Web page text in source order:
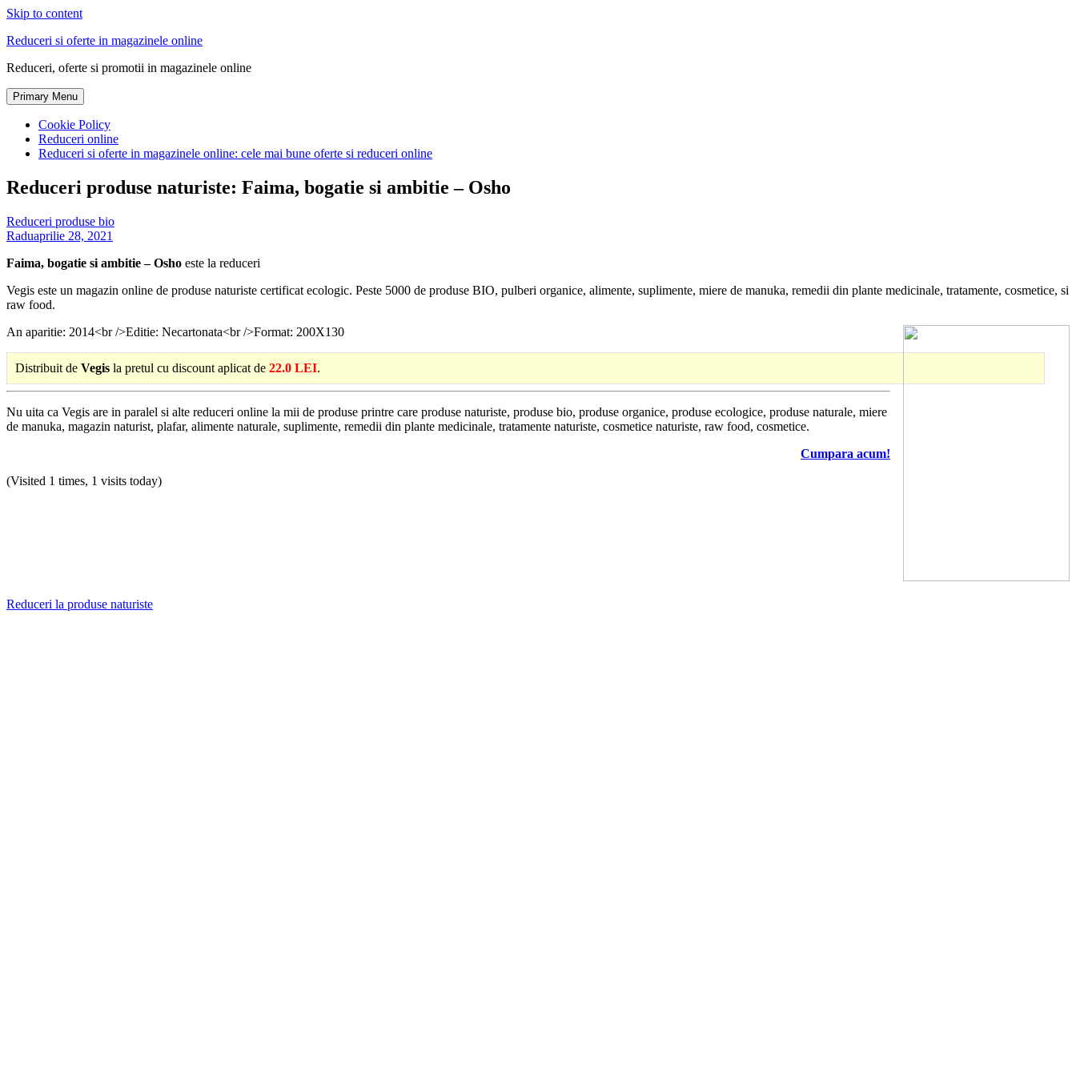
Skip to content
Reduceri si oferte in magazinele online
Reduceri, oferte si promotii in magazinele online
Primary Menu
Cookie Policy
Reduceri online
Reduceri si oferte in magazinele online: cele mai bune oferte si reduceri online
Reduceri produse naturiste: Faima, bogatie si ambitie – Osho
Reduceri produse bio
Raduaprilie 28, 2021
Faima, bogatie si ambitie – Osho este la reduceri
Vegis este un magazin online de produse naturiste certificat ecologic. Peste 5000 de produse BIO, pulberi organice, alimente, suplimente, miere de manuka, remedii din plante medicinale, tratamente, cosmetice, si
raw food.
An aparitie: 2014<br />Editie: Necartonata<br />Format: 200X130
Distribuit de Vegis la pretul cu discount aplicat de 22.0 LEI.
Nu uita ca Vegis are in paralel si alte reduceri online la mii de produse printre care produse naturiste, produse bio, produse organice, produse ecologice, produse naturale, miere
de manuka, magazin naturist, plafar, alimente naturale, suplimente, remedii din plante medicinale, tratamente naturiste, cosmetice naturiste, raw food, cosmetice.
Cumpara acum!
(Visited 1 times, 1 visits today)
Reduceri la produse naturiste